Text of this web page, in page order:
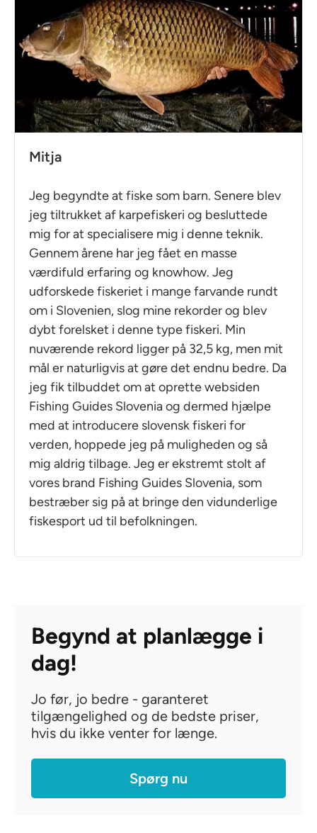
Mitja
Jeg begyndte at fiske som barn. Senere blev
jeg tiltrukket af karpefiskeri og besluttede
mig for at specialisere mig i denne teknik.
Gennem årene har jeg fået en masse
værdifuld erfaring og knowhow. Jeg
udforskede fiskeriet i mange farvande rundt
om i Slovenien, slog mine rekorder og blev
dybt forelsket i denne type fiskeri. Min
nuværende rekord ligger på 32,5 kg, men mit
mål er naturligvis at gøre det endnu bedre. Da
jeg fik tilbuddet om at oprette websiden
Fishing Guides Slovenia og dermed hjælpe
med at introducere slovensk fiskeri for
verden, hoppede jeg på muligheden og så
mig aldrig tilbage. Jeg er ekstremt stolt af
vores brand Fishing Guides Slovenia, som
bestræber sig på at bringe den vidunderlige
fiskesport ud til befolkningen.
Begynd at planlægge i
dag!
Jo før, jo bedre - garanteret
tilgængelighed og de bedste priser,
hvis du ikke venter for længe.
Spørg nu